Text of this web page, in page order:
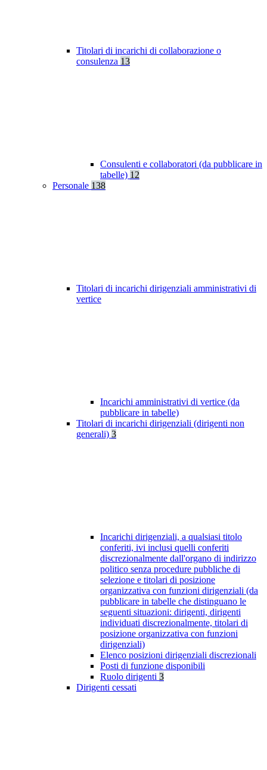
Titolari di incarichi di collaborazione o
consulenza 13
Consulenti e collaboratori (da pubblicare in
tabelle) 12
Personale 138
Titolari di incarichi dirigenziali amministrativi di
vertice
Incarichi amministrativi di vertice (da
pubblicare in tabelle)
Titolari di incarichi dirigenziali (dirigenti non
generali) 3
Incarichi dirigenziali, a qualsiasi titolo
conferiti, ivi inclusi quelli conferiti
discrezionalmente dall'organo di indirizzo
politico senza procedure pubbliche di
selezione e titolari di posizione
organizzativa con funzioni dirigenziali (da
pubblicare in tabelle che distinguano le
seguenti situazioni: dirigenti, dirigenti
individuati discrezionalmente, titolari di
posizione organizzativa con funzioni
dirigenziali)
Elenco posizioni dirigenziali discrezionali
Posti di funzione disponibili
Ruolo dirigenti 3
Dirigenti cessati